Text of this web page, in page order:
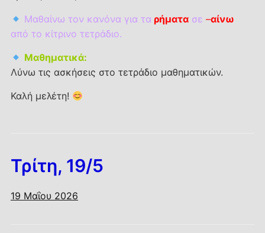
Μαθαίνω τον κανόνα για τα ρήματα σε –αίνω
από το κίτρινο τετράδιο.
Μαθηματικά:
Λύνω τις ασκήσεις στο τετράδιο μαθηματικών.
Καλή μελέτη!
Τρίτη, 19/5
19 Μαΐου 2026